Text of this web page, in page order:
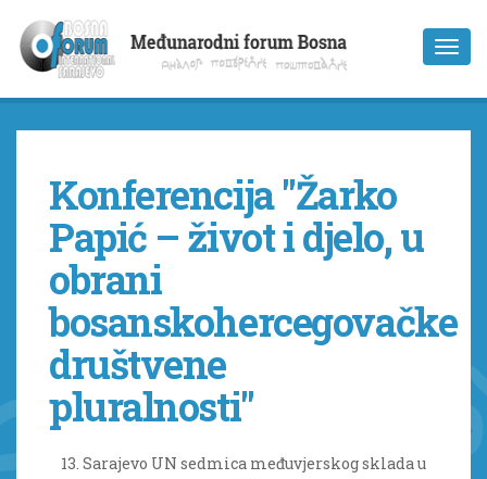
Konferencija "Žarko
Papić – život i djelo, u
obrani
bosanskohercegovačke
društvene
pluralnosti"
13. Sarajevo UN sedmica međuvjerskog sklada u